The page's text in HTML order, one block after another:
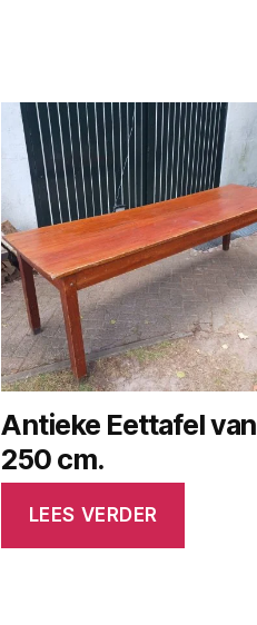
Antieke Eettafel van
250 cm.
LEES VERDER